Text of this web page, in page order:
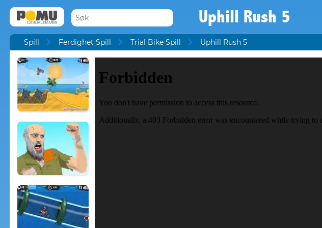
Uphill Rush 5
Spill Ferdighet Spill Trial Bike Spill Uphill Rush 5